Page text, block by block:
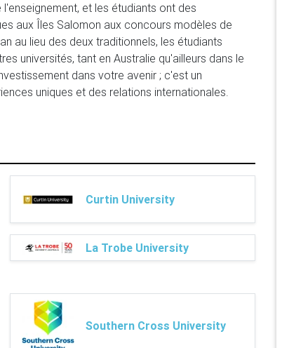
et les étudiants ont des
aux Îles Salomon aux concours modèles de
au lieu des deux traditionnels, les étudiants
universités, tant en Australie qu'ailleurs dans le
dans votre avenir ; c'est un
uniques et des relations internationales.
Curtin University
La Trobe University
Southern Cross University